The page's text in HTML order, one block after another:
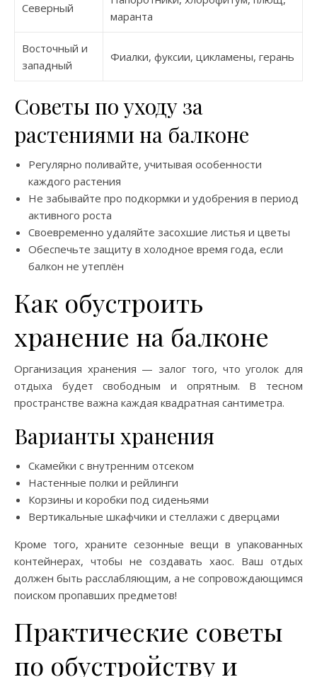
Северный
маранта
Восточный и
западный
Фиалки, фуксии, цикламены, герань
Советы по уходу за
растениями на балконе
Регулярно поливайте, учитывая особенности
каждого растения
Не забывайте про подкормки и удобрения в период
активного роста
Своевременно удаляйте засохшие листья и цветы
Обеспечьте защиту в холодное время года, если
балкон не утеплён
Как обустроить
хранение на балконе
Организация хранения — залог того, что уголок для
отдыха будет свободным и опрятным. В тесном
пространстве важна каждая квадратная сантиметра.
Варианты хранения
Скамейки с внутренним отсеком
Настенные полки и рейлинги
Корзины и коробки под сиденьями
Вертикальные шкафчики и стеллажи с дверцами
Кроме того, храните сезонные вещи в упакованных
контейнерах, чтобы не создавать хаос. Ваш отдых
должен быть расслабляющим, а не сопровождающимся
поиском пропавших предметов!
Практические советы
по обустройству и